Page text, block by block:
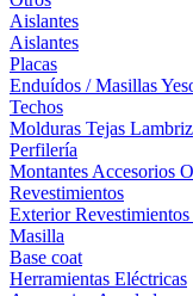
Aislantes
Aislantes
Placas
Enduídos / Masillas
Techos
Molduras Tejas Lambriz
Perfilería
Montantes Accesorios
Revestimientos
ExteriorRevestimientos
Masilla
Base coat
Herramientas Eléctricas